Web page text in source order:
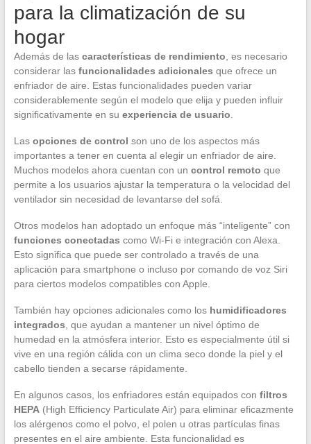
para la climatización de su
hogar
Además de las características de rendimiento , es necesario
considerar las funcionalidades adicionales que ofrece un
enfriador de aire. Estas funcionalidades pueden variar
considerablemente según el modelo que elija y pueden influir
significativamente en su experiencia de usuario
Las opciones de control son uno de los aspectos más
importantes a tener en cuenta al elegir un enfriador de aire.
Muchos modelos ahora cuentan con un control remoto que
permite a los usuarios ajustar la temperatura o la velocidad del
ventilador sin necesidad de levantarse del sofá.
Otros modelos han adoptado un enfoque más “inteligente” con
funciones conectadas como Wi-Fi e integración con Alexa.
Esto significa que puede ser controlado a través de una
aplicación para smartphone o incluso por comando de voz Siri
para ciertos modelos compatibles con Apple.
También hay opciones adicionales como los humidificadores
integrados , que ayudan a mantener un nivel óptimo de
humedad en la atmósfera interior. Esto es especialmente útil si
vive en una región cálida con un clima seco donde la piel y el
cabello tienden a secarse rápidamente.
En algunos casos, los enfriadores están equipados con filtros
HEPA(High Efficiency Particulate Air) para eliminar eficazmente
los alérgenos como el polvo, el polen u otras partículas finas
presentes en el aire ambiente. Esta funcionalidad es